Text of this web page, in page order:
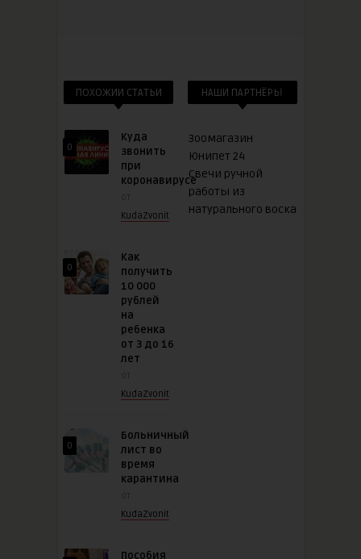
ПОХОЖИИ СТАТЬИ
0
Куда
звонить
при
коронавирусе
KudaZvonit
0
Как
получить
10 000
рублей
на
ребенка
от 3 до 16
лет
KudaZvonit
0
Больничный
лист во
время
карантина
KudaZvonit
Пособия
НАШИ ПАРТНЁРЫ
Зоомагазин
Юнипет 24
Свечи ручной
работы из
натурального воска